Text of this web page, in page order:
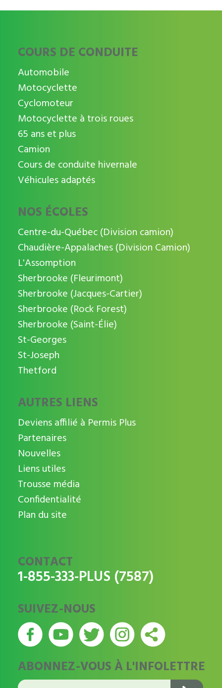
COURS DE CONDUITE
Automobile
Motocyclette
Cyclomoteur
Motocyclette à trois roues
65 ans et plus
Camion
Cours de conduite hivernale
Véhicules adaptés
NOS ÉCOLES
Centre-du-Québec (Division camion)
Chaudière-Appalaches (Division Camion)
L'Assomption
Sherbrooke (Fleurimont)
Sherbrooke (Jacques-Cartier)
Sherbrooke (Rock Forest)
Sherbrooke (Saint-Élie)
St-Georges
St-Joseph
Thetford
AUTRES LIENS
Deviens affilié à Permis Plus
Partenaires
Nouvelles
Liens utiles
Trousse média
Confidentialité
Plan du site
CONTACT
1-855-333-PLUS (7587)
SUIVEZ-NOUS
ABONNEZ-VOUS À L'INFOLETTRE